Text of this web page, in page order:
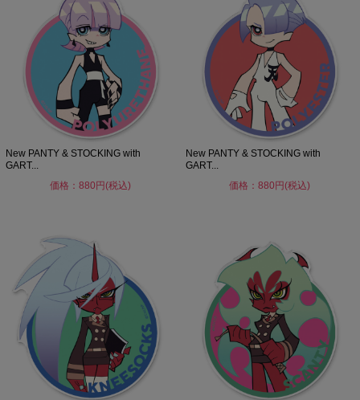
New PANTY & STOCKING with
GART...
価格：880円(税込)
New PANTY & STOCKING with
GART...
価格：880円(税込)